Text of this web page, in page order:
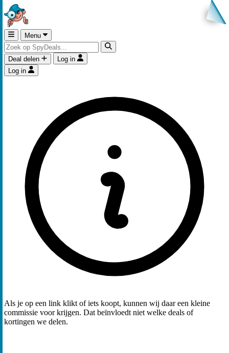
Menu
Deal delen
Log in
Log in
Als je op een link klikt of iets koopt, kunnen wij daar een kleine
commissie voor krijgen. Dat beïnvloedt niet welke deals of
kortingen we delen.